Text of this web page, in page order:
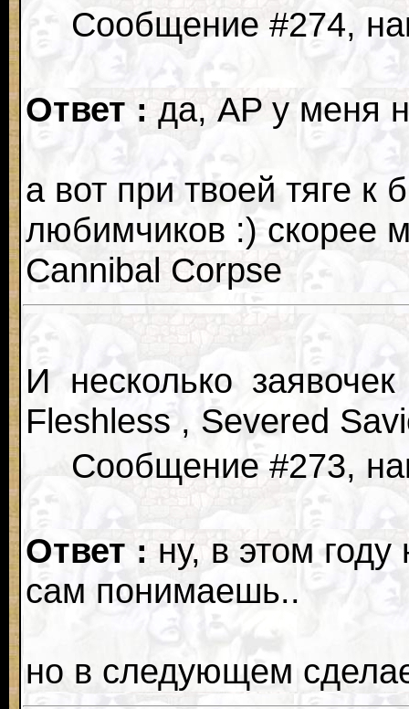
Сообщение #274,
Ответ : да, AP у меня
а вот при твоей тяге к
любимчиков :) скорее
Cannibal Corpse
И несколько
Fleshless , Severed
Сообщение #273,
Ответ : ну, в этом
сам понимаешь..
но в следующем